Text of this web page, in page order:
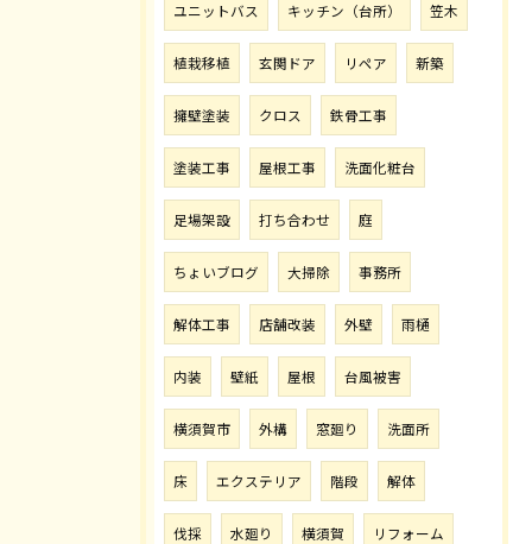
ユニットバス キッチン（台所） 笠木
植栽移植 玄関ドア リペア 新築
擁壁塗装 クロス 鉄骨工事
塗装工事 屋根工事 洗面化粧台
足場架設 打ち合わせ 庭
ちょいブログ 大掃除 事務所
解体工事 店舗改装 外壁 雨樋
内装 壁紙 屋根 台風被害
横須賀市 外構 窓廻り 洗面所
床 エクステリア 階段 解体
伐採 水廻り 横須賀 リフォーム